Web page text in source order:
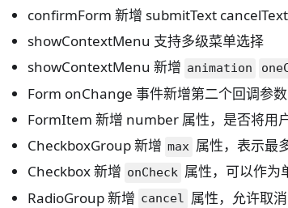
confirmForm 新增 submitText
showContextMenu 支持多级菜单选择
showContextMenu 新增 animation
Form onChange 事件新增第二个回调参
FormItem 新增 number 属性，是否将用
CheckboxGroup 新增 max 属性，表示最
Checkbox 新增 onCheck 属性，可以作为
RadioGroup 新增 cancel 属性，允许取消